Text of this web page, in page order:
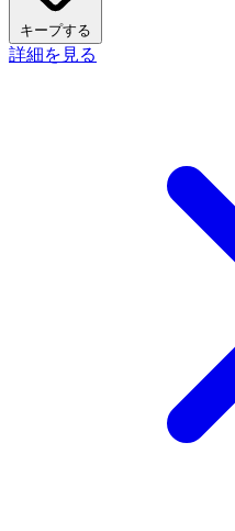
キープする
詳細を見る